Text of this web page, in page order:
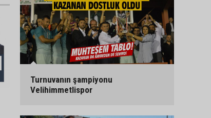
Turnuvanın şampiyonu
Velihimmetlispor